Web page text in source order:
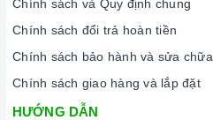
Chính sách và Quy định chung
Chính sách đổi trả hoàn tiền
Chính sách bảo hành và sửa chữa
Chính sách giao hàng và lắp đặt
HƯỚNG DẪN